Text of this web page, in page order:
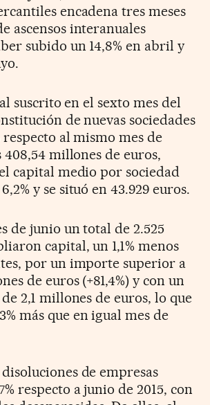
encadena tres meses
ascensos interanuales
subido un 14,8% en abril y
suscrito en el sexto mes del
de nuevas sociedades
respecto al mismo mes de
408,54 millones de euros,
capital medio por sociedad
y se situó en 43.929 euros.
de junio un total de 2.525
capital, un 1,1% menos
por un importe superior a
de euros (+81,4%) y con un
2,1 millones de euros, lo que
más que en igual mes de
de empresas
respecto a junio de 2015, con